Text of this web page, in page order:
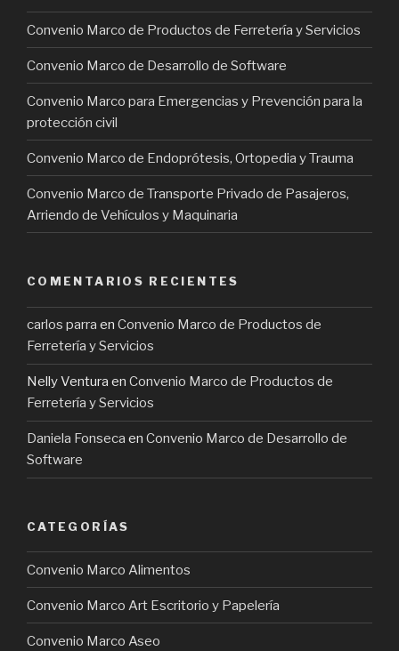
Convenio Marco de Productos de Ferretería y Servicios
Convenio Marco de Desarrollo de Software
Convenio Marco para Emergencias y Prevención para la
protección civil
Convenio Marco de Endoprótesis, Ortopedia y Trauma
Convenio Marco de Transporte Privado de Pasajeros,
Arriendo de Vehículos y Maquinaria
COMENTARIOS RECIENTES
carlos parra en Convenio Marco de Productos de
Ferretería y Servicios
Nelly Ventura en Convenio Marco de Productos de
Ferretería y Servicios
Daniela Fonseca en Convenio Marco de Desarrollo de
Software
CATEGORÍAS
Convenio Marco Alimentos
Convenio Marco Art Escritorio y Papelería
Convenio Marco Aseo